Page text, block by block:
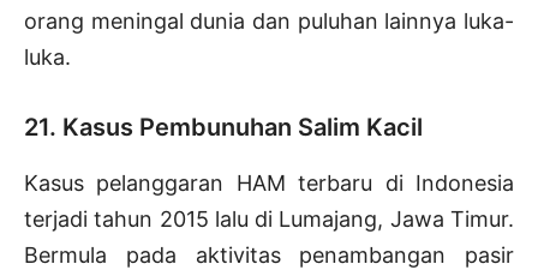
orang meningal dunia dan puluhan lainnya luka-
luka.
21. Kasus Pembunuhan Salim Kacil
Kasus pelanggaran HAM terbaru di Indonesia
terjadi tahun 2015 lalu di Lumajang, Jawa Timur.
Bermula pada aktivitas penambangan pasir